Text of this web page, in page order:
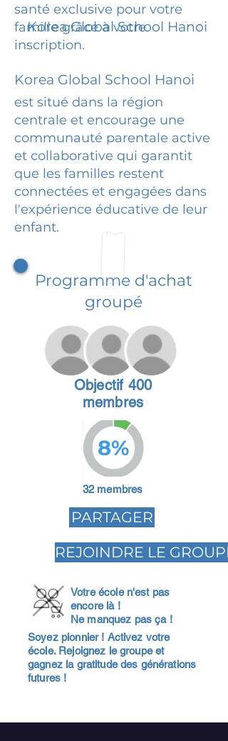
santé exclusive pour votre
famille grâce à votre
inscription.
Korea Global School Hanoi
Korea Global School Hanoi
est situé dans la région
centrale et encourage une
communauté parentale active
et collaborative qui garantit
que les familles restent
connectées et engagées dans
l'expérience éducative de leur
enfant.
Programme d'achat
groupé
Objectif 400
membres
8%
32 membres
PARTAGER
REJOINDRE LE GROUPE
Votre école n'est pas
encore là !
Ne manquez pas ça !
Soyez pionnier ! Activez votre
école. Rejoignez le groupe et
gagnez la gratitude des générations
futures !